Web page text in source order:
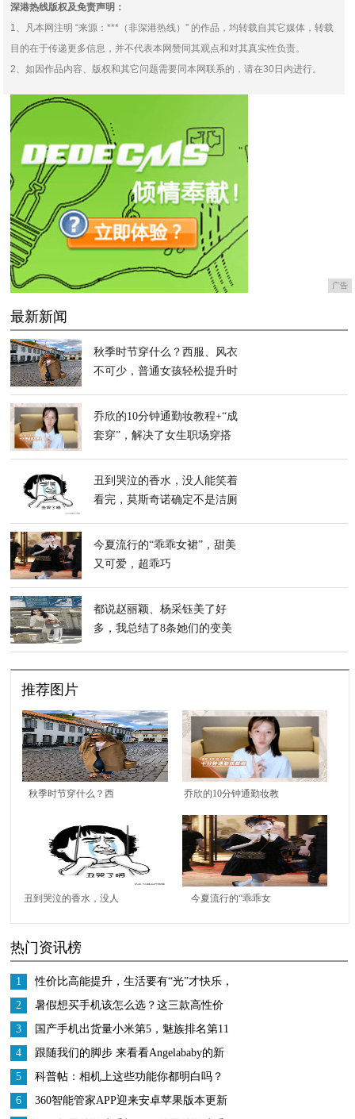
深港热线版权及免责声明：
1、凡本网注明 “来源：***（非深港热线）” 的作品，均转载自其它媒体，转载
目的在于传递更多信息，并不代表本网赞同其观点和对其真实性负责。
2、如因作品内容、版权和其它问题需要同本网联系的，请在30日内进行。
广告
最新新闻
秋季时节穿什么？西服、风衣
不可少，普通女孩轻松提升时
乔欣的10分钟通勤妆教程+“成
套穿”，解决了女生职场穿搭
丑到哭泣的香水，没人能笑着
看完，莫斯奇诺确定不是洁厕
今夏流行的“乖乖女裙”，甜美
又可爱，超乖巧
都说赵丽颖、杨采钰美了好
多，我总结了8条她们的变美
推荐图片
秋季时节穿什么？西
女孩轻松提升时尚水平
乔欣的10分钟通勤妆教
程+“成套穿”，解决了
女生职场穿搭烦恼
丑到哭泣的香水，没人
确定不是洁厕灵吗？
今夏流行的“乖乖女
热门资讯榜
1
性价比高能提升，生活要有“光”才快乐，
全新Jeep+自由光加料上市
2
暑假想买手机该怎么选？这三款高性价
比旗舰机是真香
3
国产手机出货量小米第5，魅族排名第11
锤子第22
4
跟随我们的脚步 来看看Angelababy的新
手机—美图T9
5
科普帖：相机上这些功能你都明白吗？
6
360智能管家APP迎来安卓苹果版本更新